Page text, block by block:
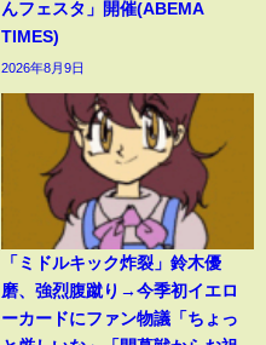
んフェスタ」開催(ABEMA
TIMES)
2026年8月9日
「ミドルキック炸裂」鈴木優
磨、強烈腹蹴り→今季初イエロ
ーカードにファン物議「ちょっ